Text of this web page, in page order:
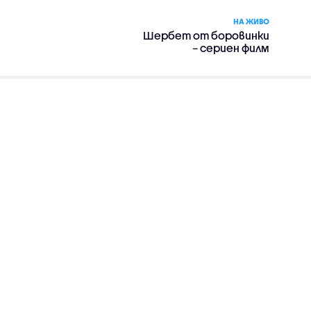
НА ЖИВО
Шербет от боровинки
– сериен филм